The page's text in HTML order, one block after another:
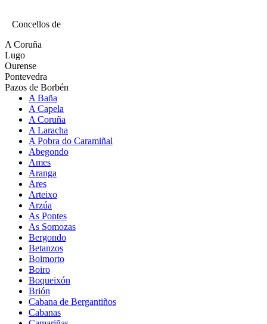
Concellos de
A Coruña
Lugo
Ourense
Pontevedra
Pazos de Borbén
A Baña
A Capela
A Coruña
A Laracha
A Pobra do Caramiñal
Abegondo
Ames
Aranga
Ares
Arteixo
Arzúa
As Pontes
As Somozas
Bergondo
Betanzos
Boimorto
Boiro
Boqueixón
Brión
Cabana de Bergantiños
Cabanas